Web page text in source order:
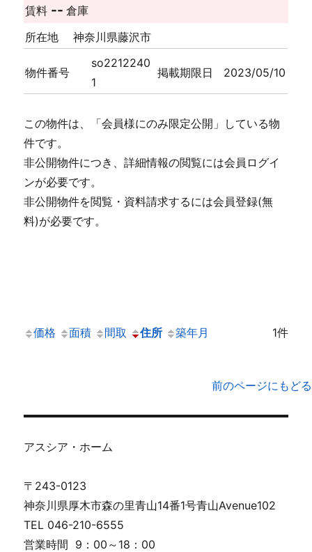
賃料 --倉庫
所在地
神奈川県藤沢市
物件番号
so2212240
1
掲載期限日 2023/05/10
この物件は、「会員様にのみ限定公開」している物
件です。
非公開物件につき、詳細情報の閲覧には会員ログイ
ンが必要です。
非公開物件を閲覧・資料請求するには会員登録(無
料)が必要です。
価格 面積 間取 住所 築年月 1件
前のページにもどる
アスシア・ホーム
〒243-0123
神奈川県厚木市森の里青山14番1号青山Avenue102
TEL 046-210-6555
営業時間 9：00～18：00